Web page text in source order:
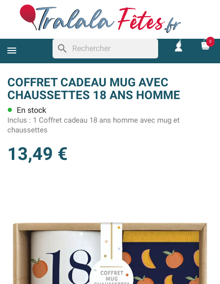
search
0
COFFRET CADEAU MUG AVEC
CHAUSSETTES 18 ANS HOMME
lens En stock
Inclus : 1 Coffret cadeau 18 ans homme avec mug et
chaussettes
13,49 €